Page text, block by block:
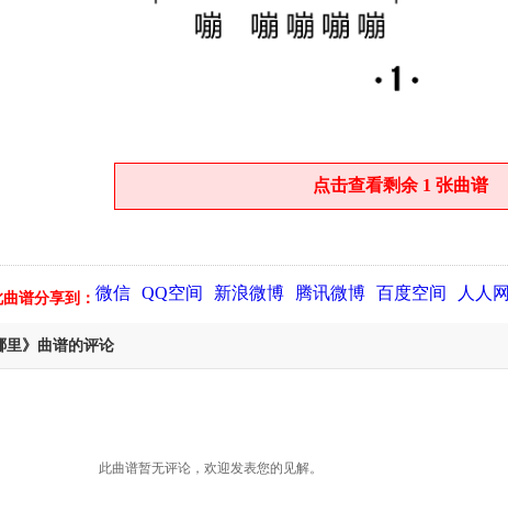
点击查看剩余 1 张曲谱
谱分享到： 微信 QQ空间 新浪微博 腾讯微博 百度空间 人人网
里》曲谱的评论
此曲谱暂无评论，欢迎发表您的见解。